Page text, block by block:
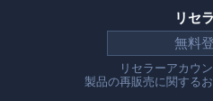
リセ
無料
リセラーアカウ
製品の再販売に関する